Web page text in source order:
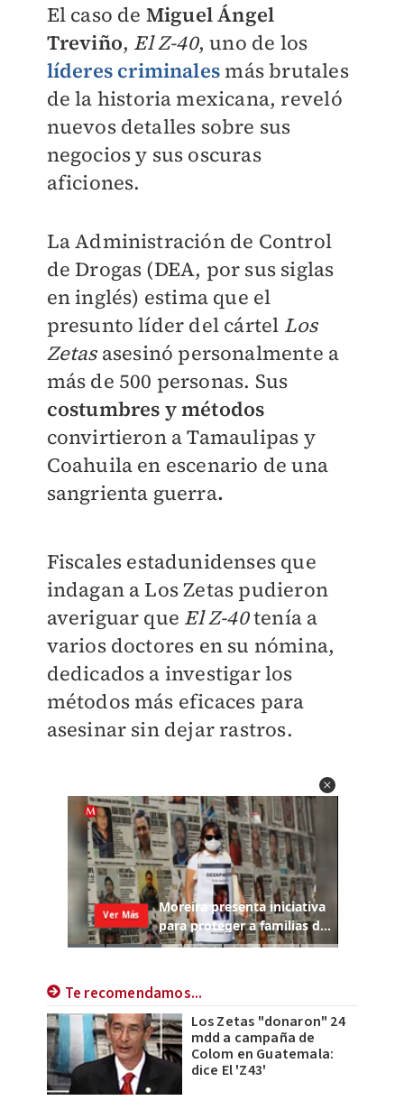
El caso de Miguel Ángel
Treviño, El Z-40, uno de los
líderes criminalesmás brutales
de la historia mexicana, reveló
nuevos detalles sobre sus
negocios y sus oscuras
aficiones.
La Administración de Control
de Drogas (DEA, por sus siglas
en inglés) estima que el
presunto líder del cártel Los
Zetasasesinó personalmente a
más de 500 personas. Sus
costumbres y métodos
convirtieron a Tamaulipas y
Coahuila en escenario de una
sangrienta guerra.
Fiscales estadunidenses que
indagan a Los Zetas pudieron
averiguar que El Z-40tenía a
varios doctores en su nómina,
dedicados a investigar los
métodos más eficaces para
asesinar sin dejar rastros.
Te recomendamos...
Los Zetas "donaron" 24
mdd a campaña de
Colom en Guatemala:
dice El 'Z43'